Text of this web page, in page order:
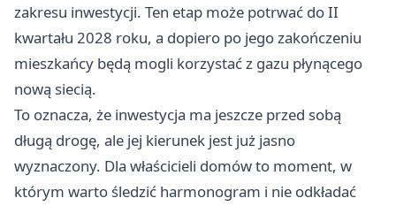
zakresu inwestycji. Ten etap może potrwać do II
kwartału 2028 roku, a dopiero po jego zakończeniu
mieszkańcy będą mogli korzystać z gazu płynącego
nową siecią.
To oznacza, że inwestycja ma jeszcze przed sobą
długą drogę, ale jej kierunek jest już jasno
wyznaczony. Dla właścicieli domów to moment, w
którym warto śledzić harmonogram i nie odkładać